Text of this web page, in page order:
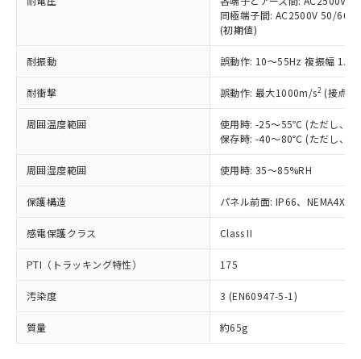
同極端子間: AC2500V 50/
(初期値)
耐振動 誤動作: 10～55Hz 複振幅
耐衝撃 誤動作: 最大1000m/s2 (接点
周囲温度範囲
使用時: -25～55℃ (ただし、氷
保存時: -40～80℃ (ただし、氷
周囲湿度範囲 使用時: 35～85%RH
保護構造 パネル前面: IP66、NEMA4X,
感電保護クラス Class II
PTI（トラッキング特性） 175
汚染度 3 (EN60947-5-1)
質量 約65g
在庫状況および標準価格照会結果は、
記載している更新日時点での社内デー
タに基づき作成されるものであり、閲
覧された時点での実際の在庫および標
準価格とは異なる場合があることをご
正式な納期状況および標準価格はお客
様のお取引先、またはお客様担当のオ
ムロン制御機器販売店・当社販売員に
オムロン制御機器販売店や当社販売拠
販売ネットワーク
」をご確認
在庫状況および標準価格結果を当社の
事前の承諾なく第三者に漏洩または開
示しないようお願いします。
マイパーツ機能（部品リスト作成サー
ビス）をご利用いただくには、I-Web
メンバーズにご登録されている必要が
むを得ず変更することがあります。
六価クロム(Cr(Ⅵ)) 1000ppm以下、ポリ臭化ビフェニル
類(PBB) 1000ppm以下、ポリ臭化ジフェニルエーテル類
(PBDE) 1000ppm以下、フタル酸ビス(2-エチルヘキシ
ル) (DEHP)(別名：DOP) 1000ppm以下、フタル酸ブチ
ルベンジル（BBP） 1000ppm以下、フタル酸ジブチル
（DBP） 1000ppm以下、フタル酸ジイソブチル
適用除外項目は除く。
フタル酸エステル類の４物質については閾値を超える意
図的な使用がないことを確認しています。
部品在庫の切り替え状況などにより、予定
月が前後することがあります。
「－」：未確認です。当社販売部門へお問
*中国RoHS10物質の基準値 (GB/T26572)：
Pb(鉛) :1000ppm、 Hg(水銀) : 1000ppm、 Cd(カドミウ
Cr(Ⅵ)(六価クロム) : 1000ppm、 PBBs(ポリ臭化ビフェ
DBP(フタル酸ジブチル) : 1000ppm、 DIBP(フタル酸ジ
イソブチル) : 1000ppm、 BBP(フタル酸ブチルベンジ
DEHP(フタル酸ビス(2-エチルヘキシル)) : 1000ppm
※2 環境保護使用期限
「ｅ」：有害物質（10物質）のすべてが基
準値以下であることを示します。
「10」：通常の使用状況下において有害物
質が外部に漏えいし、環境に深刻な影響を
及ぼさない年数を意味します。
「－」：未確認です。当社販売部門へお問
い合わせください。
為替および外国貿易法に定める商品
（以下｢規制貨物等」という）を輸出
または国外への提供する場合は、日本
国政府の輸出許可(または役務取引許
可)を取得するなどの必要な手続きを
当社は規制貨物を破棄する場合は、完
全に破砕するなど、違法に輸出されな
いよう必要な手段を講じます。
当社は貴社製品を、核兵器、ミサイ
ル、化学兵器、生物兵器またはその他
武器並びにこれらの製造装置等に一切
当社は、貴社製品を第三者に販売する
場合は、上記1、2および3の内容を当
該第三者に通知します。また当社は、
販売先および販売に係わる関係者が違
法に輸出するおそれがある場合は、取
り引きをいたしません。
一定数以上の在庫あり
一定数には満たないが在庫あり
在庫なし(最新の在庫状況につ
いては、お客様のお取引先、ま
たはお客様担当のオムロン制御
機器販売店・当社販売員にご確
受注生産機種、また在庫状況の
情報を公開していない機種